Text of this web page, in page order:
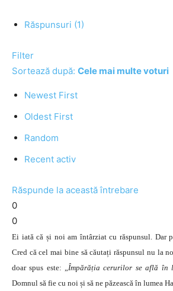
Răspunsuri (1)
Filter
Sortează după: Cele mai multe voturi
Newest First
Oldest First
Random
Recent activ
Răspunde la această întrebare
0
0
Ei iată că și noi am întârziat cu răspunsul. Dar
Cred că cel mai bine să căutați răspunsul nu la
doar spus este: „Împărăția cerurilor se află în
Domnul să fie cu noi și să ne păzească în lumea